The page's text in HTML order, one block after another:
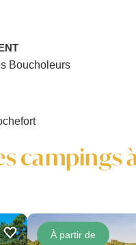
Boucholeurs
campings
À partir de